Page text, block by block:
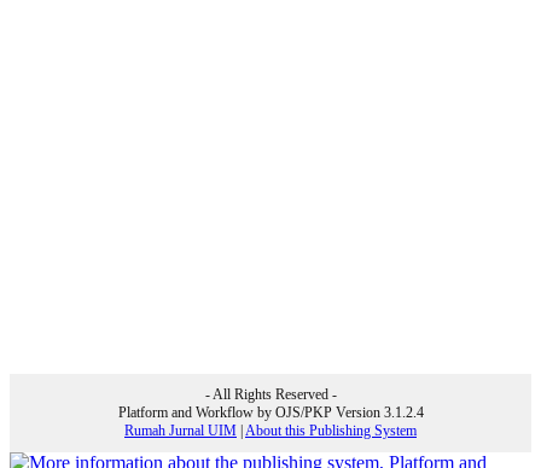
- All Rights Reserved -
Platform and Workflow by OJS/PKP Version 3.1.2.4
Rumah Jurnal UIM About this Publishing System